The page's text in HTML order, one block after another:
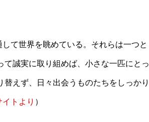
て世界を眺めている。それらは一つと
誠実に取り組めば、小さな一匹にとっ
えず、日々出会うものたちをしっかり
トより ）